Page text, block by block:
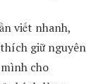
viết nhanh,
giữ nguyên
cho